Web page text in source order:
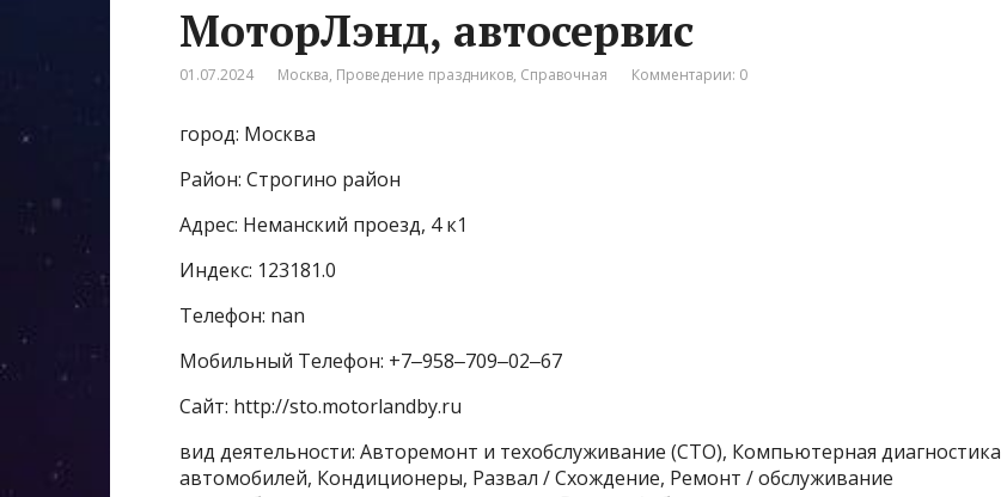
МоторЛэнд, автосервис
01.07.2024 Москва, Проведение праздников, Справочная Комментарии: 0
город: Москва
Район: Строгино район
Адрес: Неманский проезд, 4 к1
Индекс: 123181.0
Телефон: nan
Мобильный Телефон: +7‒958‒709‒02‒67
Сайт: http://sto.motorlandby.ru
вид деятельности: Авторемонт и техобслуживание (СТО), Компьютерная диагностика
автомобилей, Кондиционеры, Развал / Схождение, Ремонт / обслуживание